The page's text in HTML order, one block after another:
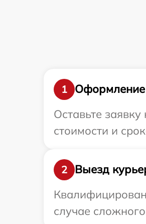
1
Оформление
Оставьте
стоимости и
2
Выезд
случае